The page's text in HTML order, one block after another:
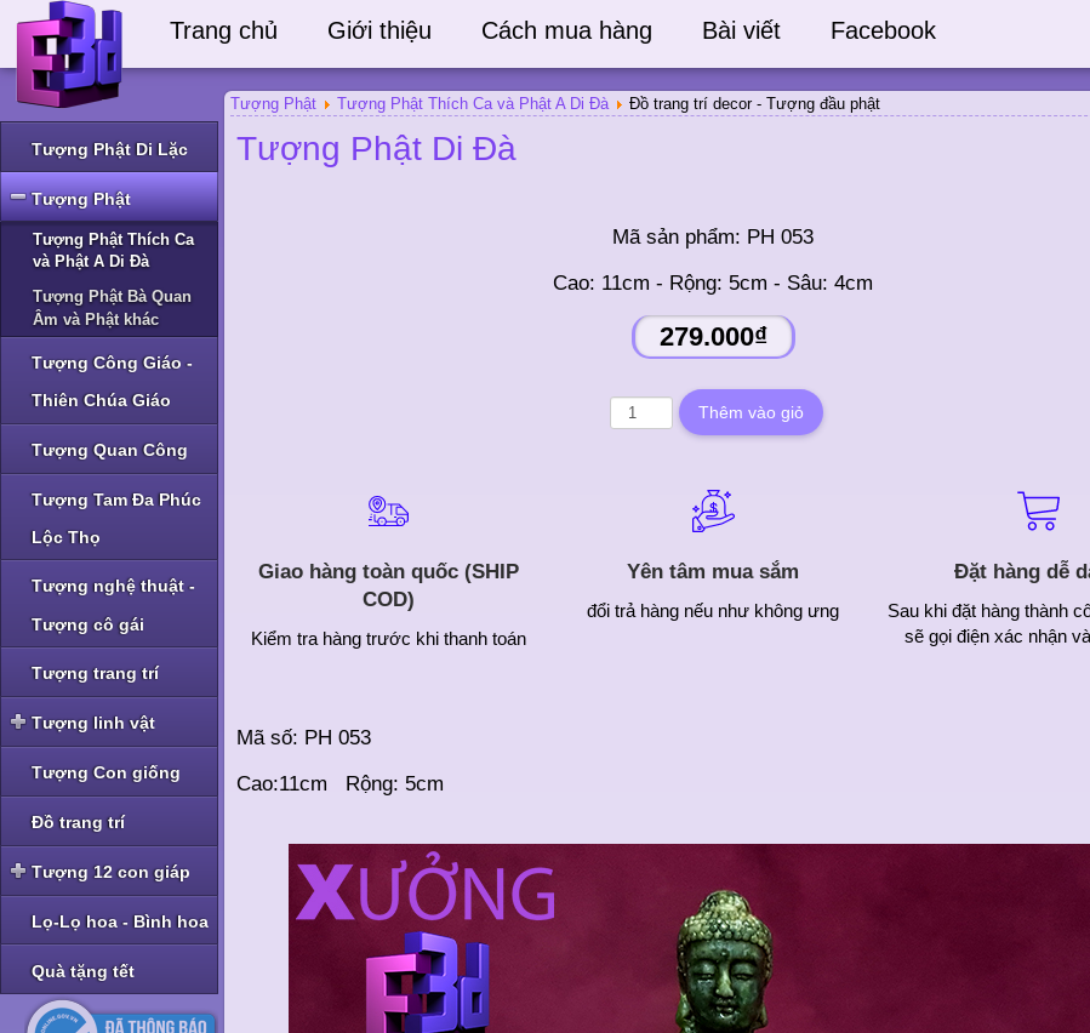
Trang chủ Giới thiệu Cách mua hàng Bài viết Facebook
Tượng Phật Tượng Phật Thích Ca và Phật A Di Đà Đồ trang trí decor - Tượng đầu phật
Tượng Phật Di Đà
Mã sản phẩm: PH 053
Cao: 11cm - Rộng: 5cm - Sâu: 4cm
279.000₫
Giao hàng toàn quốc (SHIP
COD)
Kiểm tra hàng trước khi thanh toán
Yên tâm mua sắm
đổi trả hàng nếu như không ưng
Đặt hàng dễ
Sau khi đặt hàng thành
sẽ gọi điện xác nhận
Mã số: PH 053
Cao:11cm Rộng: 5cm
Tượng Phật Di Lặc
Tượng Phật
Tượng Phật Thích Ca
và Phật A Di Đà
Tượng Phật Bà Quan
Âm và Phật khác
Tượng Công Giáo -
Thiên Chúa Giáo
Tượng Quan Công
Tượng Tam Đa Phúc
Lộc Thọ
Tượng nghệ thuật -
Tượng cô gái
Tượng trang trí
Tượng linh vật
Tượng linh vật Nghê -
Tỳ Hưu
Tượng linh vật Rồng
Thiềm Thừ
Tượng Con giống
Đồ trang trí
Tượng 12 con giáp
Tượng bộ Giáp bé
Tượng bộ Giáp nhỡ
Tượng bộ Giáp to
Tượng bộ Giáp hoa
Lọ-Lọ hoa - Bình hoa
Quà tặng tết